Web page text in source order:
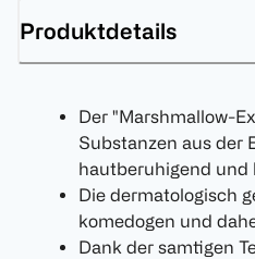
Produktdetails
Der "Marshmallow-
Substanzen aus der
hautberuhigend und
Die dermatologisch
komedogen und
Dank der samtigen